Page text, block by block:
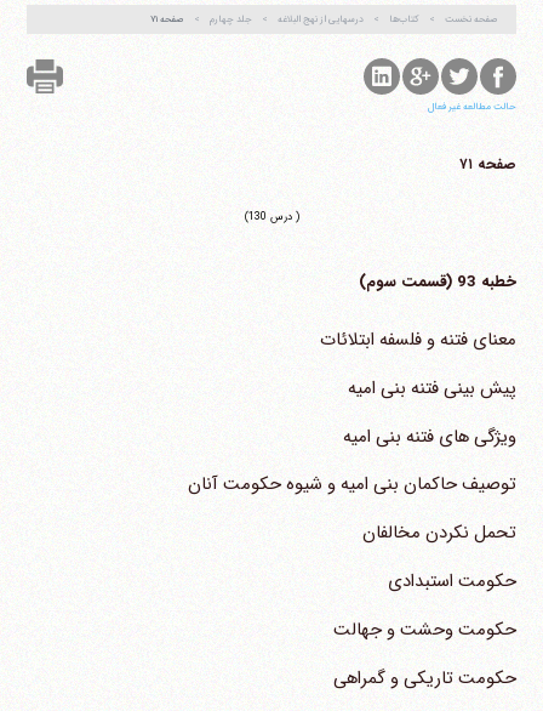
صفحه نخست کتاب‌ها درسهایی از نهج البلاغه جلد چهارم صفحه ۷۱
حالت مطالعه غیر فعال
صفحه ۷۱
( درس 130)
خطبه 93 (قسمت سوم)
معنای فتنه و فلسفه ابتلائات
پیش بینی فتنه بنی امیه
ویژگی های فتنه بنی امیه
توصیف حاکمان بنی امیه و شیوه حکومت آنان
تحمل نکردن مخالفان
حکومت استبدادی
حکومت وحشت و جهالت
حکومت تاریکی و گمراهی